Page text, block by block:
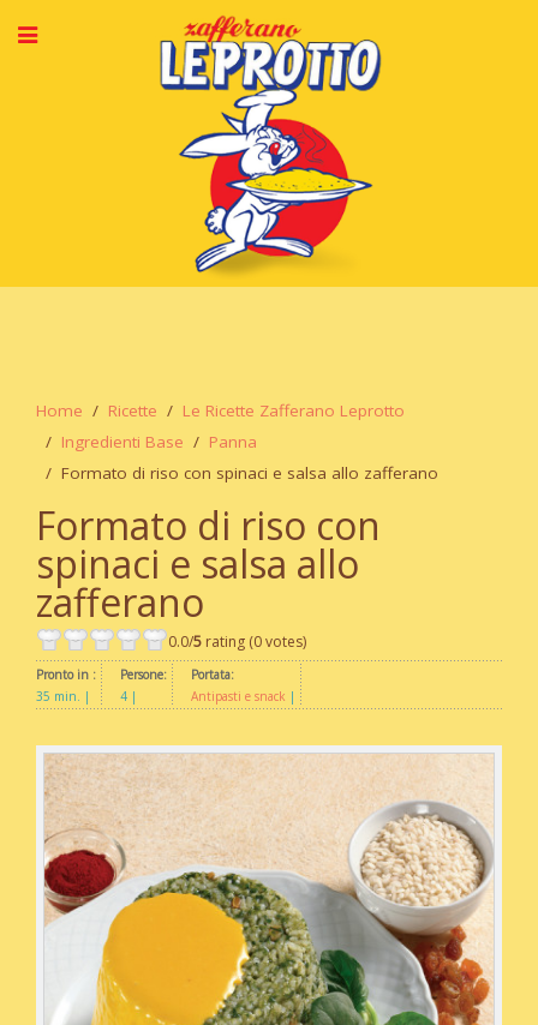
Home Ricette
Le Ricette Zafferano Leprotto
Ingredienti Base
Panna
Formato di riso con spinaci e salsa allo zafferano
Formato di riso con
spinaci e salsa allo
zafferano
0.0/5 rating (0 votes)
Pronto in :
35 min.
Persone:
4
Portata:
Antipasti e snack